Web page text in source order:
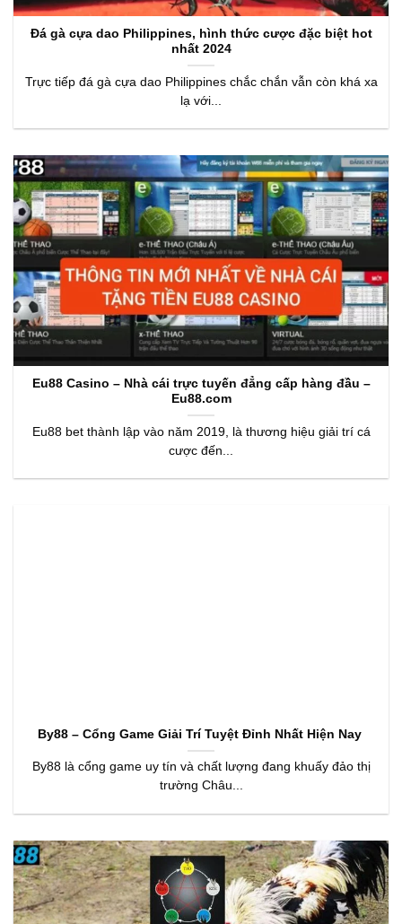
Đá gà cựa dao Philippines, hình thức cược đặc biệt hot
nhất 2024
Trực tiếp đá gà cựa dao Philippines chắc chắn vẫn còn khá xa
lạ với...
Eu88 Casino – Nhà cái trực tuyến đẳng cấp hàng đầu –
Eu88.com
Eu88 bet thành lập vào năm 2019, là thương hiệu giải trí cá
cược đến...
By88 – Cổng Game Giải Trí Tuyệt Đỉnh Nhất Hiện Nay
By88 là cổng game uy tín và chất lượng đang khuấy đảo thị
trường Châu...